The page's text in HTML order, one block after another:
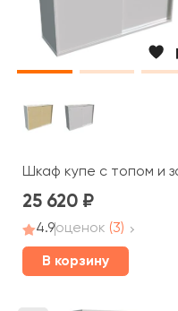
Шкаф купе с топом и
25 620
4.9оценок (3)
В корзину